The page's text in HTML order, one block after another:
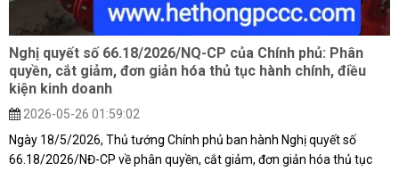
Nghị quyết số 66.18/2026/NQ-CP của Chính phủ: Phân
quyền, cắt giảm, đơn giản hóa thủ tục hành chính, điều
kiện kinh doanh
2026-05-26 01:59:02
Ngày 18/5/2026, Thủ tướng Chính phủ ban hành Nghị quyết số
66.18/2026/NĐ-CP về phân quyền, cắt giảm, đơn giản hóa thủ tục